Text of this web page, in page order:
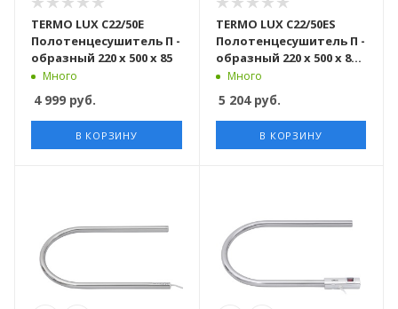
TERMO LUX С22/50Е
Полотенцесушитель П -
образный 220 х 500 х 85
Много
4 999 руб.
В КОРЗИНУ
TERMO LUX С22/50ЕS
Полотенцесушитель П -
образный 220 х 500 х 85 с
включателем
Много
5 204руб.
В КОРЗИНУ